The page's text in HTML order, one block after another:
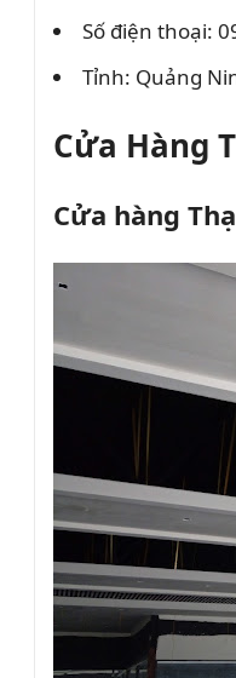
Số điện thoại:
Tỉnh: Quảng
Cửa Hàng
Cửa hàng